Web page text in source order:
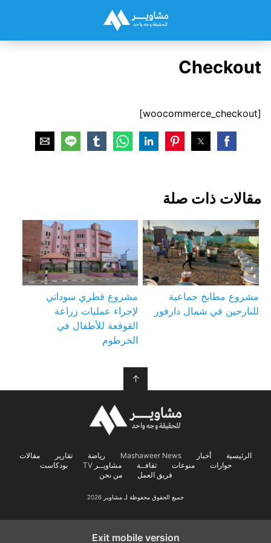
Checkout
[woocommerce_checkout]
مقالات ذات صلة
مشروع مطابخ جماعية
للنازحين في شمال دارفور
مشروع قطري سوداني
لإجراء عمليات زراعة
القوقعة للأطفال في
الخرطوم
↑
الرئيسية أخبار Mashaweer News رياضة تقارير
مقالات
حوارات
منوعات ثقافــة مشاويــر TV
بودكاست
فريق العمل
من نحن
جميع الحقوق محفوظة لـ مشاوير 2026
Exit mobile version